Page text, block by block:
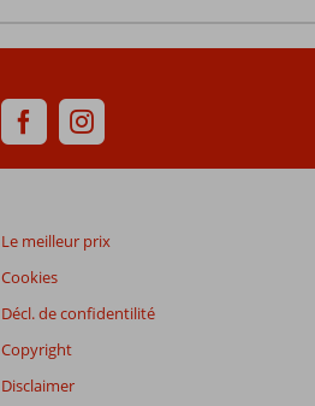
Le meilleur prix
Cookies
Décl. de confidentilité
Copyright
Disclaimer